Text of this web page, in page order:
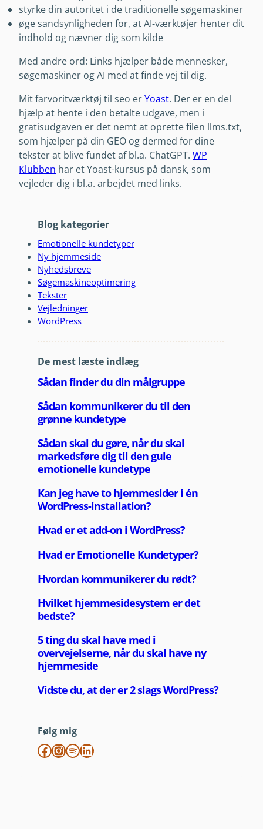
styrke din autoritet i de traditionelle søgemaskiner
øge sandsynligheden for, at AI-værktøjer henter dit
indhold og nævner dig som kilde
Med andre ord: Links hjælper både mennesker,
søgemaskiner og AI med at finde vej til dig.
Mit farvoritværktøj til seo erYoast. Der er en del
hjælp at hente i den betalte udgave, men i
gratisudgaven er det nemt at oprette filen llms.txt,
som hjælper på din GEO og dermed for dine
tekster at blive fundet af bl.a. ChatGPT. WP
Klubben har et Yoast-kursus på dansk, som
vejleder dig i bl.a. arbejdet med links.
Blog kategorier
Emotionelle kundetyper
Ny hjemmeside
Nyhedsbreve
Søgemaskineoptimering
Tekster
Vejledninger
WordPress
De mest læste indlæg
Følg mig
Facebook InstagramSpotify LinkedIn